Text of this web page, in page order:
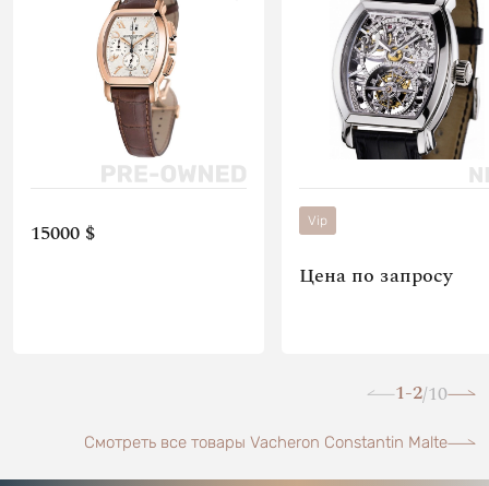
15000 $ Vip
Цена по запросу
1-2/10
Смотреть все товары Vacheron Constantin Malte